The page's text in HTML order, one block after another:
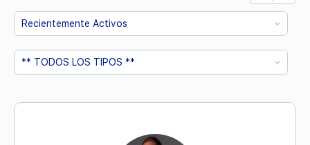
Mostrar:
Mostrar: